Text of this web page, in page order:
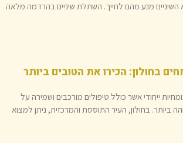
מנע מהם לחייך. השתלת שיניים בהרדמה מלאה
בחולון: הכירו את הטובים ביותר
ייחודי אשר כולל טיפולים מורכבים ושמירה על
ביותר. בחולון, העיר התוססת והמרכזית, ניתן למצוא